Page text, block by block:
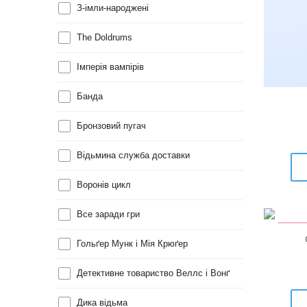
З-імли-народжені
The Doldrums
Імперія вампірів
Банда
Бронзовий пугач
Відьмина служба доставки
Воронів цикл
Все заради гри
Гольґер Мунк і Мія Крюґер
Детективне товариство Веллс і Вонґ
Дика відьма